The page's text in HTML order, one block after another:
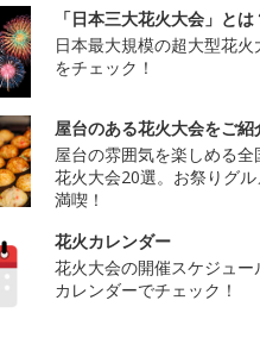
「日本三大花火大会」とは
日本最大規模の超大型花火
をチェック！
屋台のある花火大会をご紹
屋台の雰囲気を楽しめる全
花火大会20選。お祭りグル
満喫！
花火カレンダー
花火大会の開催スケジュー
カレンダーでチェック！